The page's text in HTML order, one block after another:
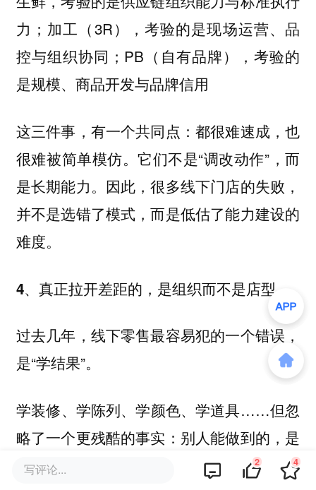
力；加工（3R），考验的是现场运营、品
控与组织协同；PB（自有品牌），考验的
是规模、商品开发与品牌信用
这三件事，有一个共同点：都很难速成，也
很难被简单模仿。它们不是“调改动作”，而
是长期能力。因此，很多线下门店的失败，
并不是选错了模式，而是低估了能力建设的
难度。
4、真正拉开差距的，是组织而不是店型。
过去几年，线下零售最容易犯的一个错误，
是“学结果”。
学装修、学陈列、学颜色、学道具……但忽
略了一个更残酷的事实：别人能做到的，是
在多年能力沉淀之后的结果，而不是原因。
写评论... 2 4